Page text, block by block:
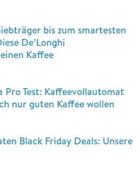
bis zum smartesten
De’Longhi
Kaffee
Pro Test: Kaffeevollautomat
nur guten Kaffee wollen
Black Friday Deals: Unsere